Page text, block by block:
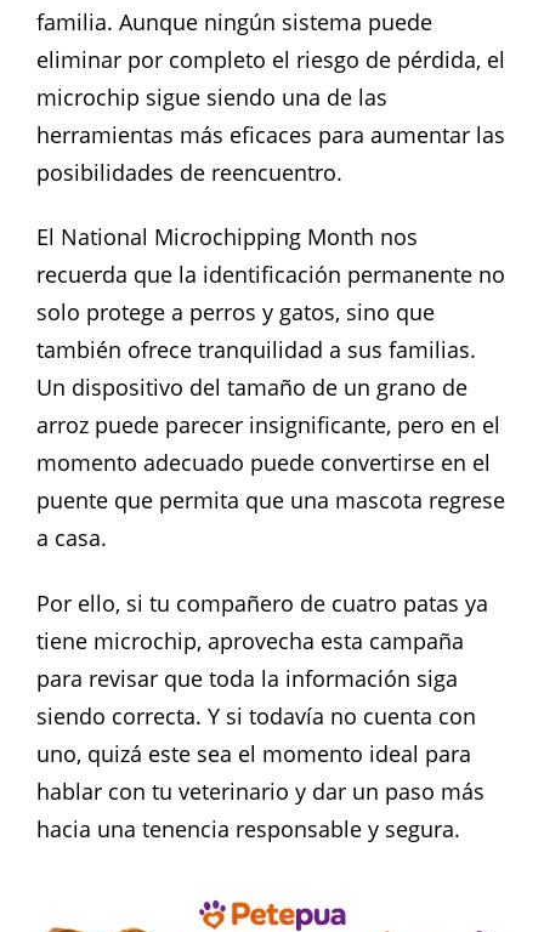
familia. Aunque ningún sistema puede
eliminar por completo el riesgo de pérdida, el
microchip sigue siendo una de las
herramientas más eficaces para aumentar las
posibilidades de reencuentro.
El National Microchipping Month nos
recuerda que la identificación permanente no
solo protege a perros y gatos, sino que
también ofrece tranquilidad a sus familias.
Un dispositivo del tamaño de un grano de
arroz puede parecer insignificante, pero en el
momento adecuado puede convertirse en el
puente que permita que una mascota regrese
a casa.
Por ello, si tu compañero de cuatro patas ya
tiene microchip, aprovecha esta campaña
para revisar que toda la información siga
siendo correcta. Y si todavía no cuenta con
uno, quizá este sea el momento ideal para
hablar con tu veterinario y dar un paso más
hacia una tenencia responsable y segura.